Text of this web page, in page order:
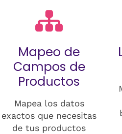
Mapeo de
Campos de
Productos
Mapea los datos
exactos que necesitas
de tus productos